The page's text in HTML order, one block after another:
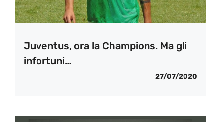
Juventus, ora la Champions. Ma gli
infortuni…
27/07/2020